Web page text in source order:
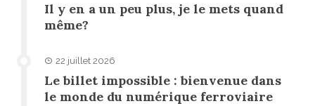
Il y en a un peu plus, je le mets quand
même?
22 juillet 2026
Le billet impossible : bienvenue dans
le monde du numérique ferroviaire